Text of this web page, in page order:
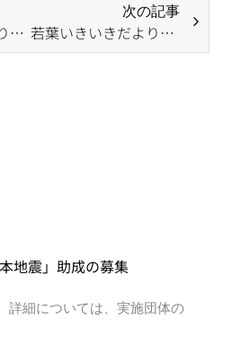
若葉いきいきだより（2月号）
次の記事
若葉いきいきだより（4月号）
地震」助成の募集
詳細については、実施団体の